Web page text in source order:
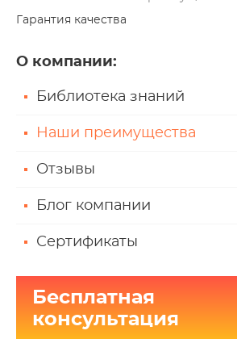
Гарантия качества
О компании:
Библиотека знаний
Наши преимущества
Отзывы
Блог компании
Сертификаты
Бесплатная
консультация